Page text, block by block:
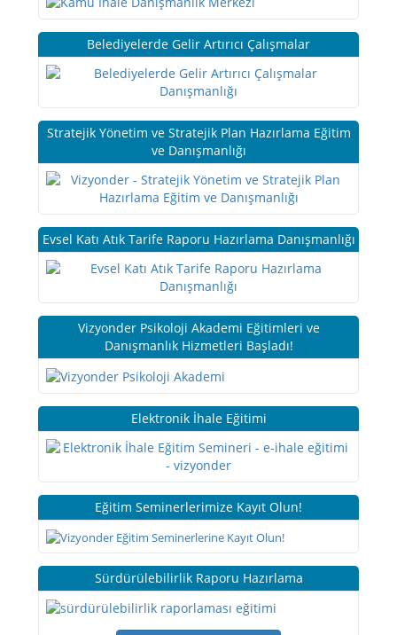
Belediyelerde Gelir Artırıcı Çalışmalar
Stratejik Yönetim ve Stratejik Plan Hazırlama Eğitim
ve Danışmanlığı
Evsel Katı Atık Tarife Raporu Hazırlama Danışmanlığı
Vizyonder Psikoloji Akademi Eğitimleri ve
Danışmanlık Hizmetleri Başladı!
Elektronik İhale Eğitimi
Eğitim Seminerlerimize Kayıt Olun!
Sürdürülebilirlik Raporu Hazırlama